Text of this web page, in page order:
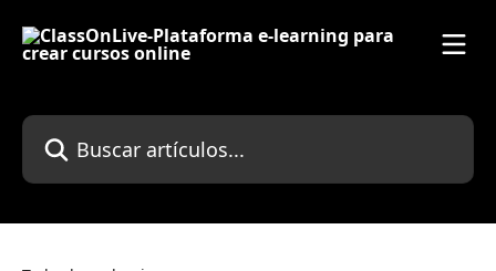
Buscar artículos...